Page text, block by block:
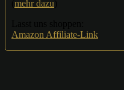
mehr dazu
Amazon Affiliate-Link